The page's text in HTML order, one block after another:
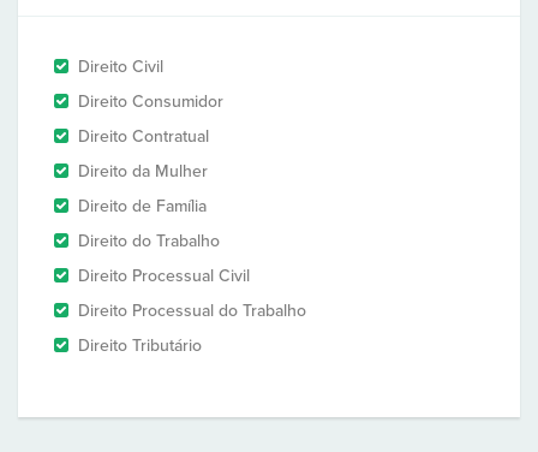
Direito Civil
Direito Consumidor
Direito Contratual
Direito da Mulher
Direito de Família
Direito do Trabalho
Direito Processual Civil
Direito Processual do Trabalho
Direito Tributário